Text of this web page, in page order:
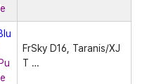
FrSky D16, Taranis/XJ
T …